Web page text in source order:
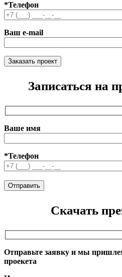
*Телефон
Ваш e-mail
Записаться на
Ваше имя
*Телефон
Скачать
Отправьте заявку и мы
проекета